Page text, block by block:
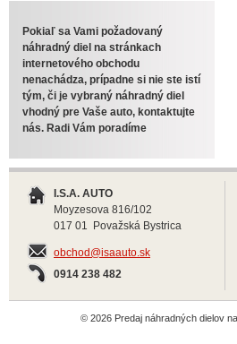
Pokiaľ sa Vami požadovaný
náhradný diel na stránkach
internetového obchodu
nenachádza, prípadne si nie ste istí
tým, či je vybraný náhradný diel
vhodný pre Vaše auto, kontaktujte
nás. Radi Vám poradíme
I.S.A. AUTO
Moyzesova 816/102
017 01 Považská Bystrica
obchod@isaauto.sk
0914 238 482
© 2026 Predaj náhradných dielov